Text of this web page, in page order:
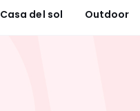
Casa del sol Outdoor